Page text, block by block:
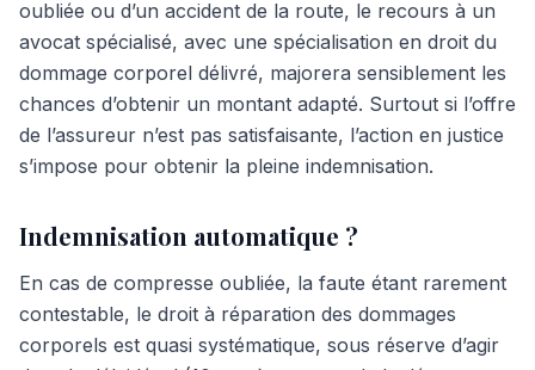
oubliée ou d’un accident de la route, le recours à un
avocat spécialisé, avec une spécialisation en droit du
dommage corporel délivré, majorera sensiblement les
chances d’obtenir un montant adapté. Surtout si l’offre
de l’assureur n’est pas satisfaisante, l’action en justice
s’impose pour obtenir la pleine indemnisation.
Indemnisation automatique ?
En cas de compresse oubliée, la faute étant rarement
contestable, le droit à réparation des dommages
corporels est quasi systématique, sous réserve d’agir